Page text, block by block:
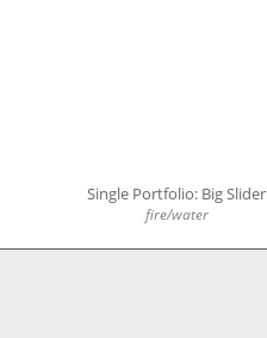
Single Portfolio: Big Slider
fire/water